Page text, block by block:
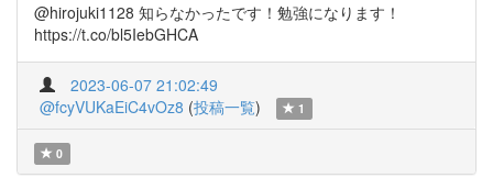
@hirojuki1128 知らなかったです！勉強になります！
https://t.co/bl5IebGHCA
2023-06-07 21:02:49
@fcyVUKaEiC4vOz8 (投稿一覧) 1
0